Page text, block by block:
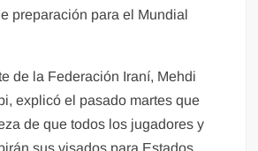
preparación para el Mundial
de la Federación Iraní, Mehdi
explicó el pasado martes que
de que todos los jugadores y
sus visados para Estados